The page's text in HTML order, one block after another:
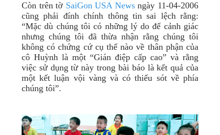
Còn trên tờ SaiGon USA Newsngày 11-04-2006
cũng phải đính chính thông tin sai lệch rằng:
“Mặc dù chúng tôi có những lý do để cảnh giác
nhưng chúng tôi đã thừa nhận rằng chúng tôi
không có chứng cứ cụ thể nào về thân phận của
cô Huỳnh là một “Gián điệp cấp cao” và rằng
việc sử dụng từ này trong bài báo là kết quả của
một kết luận vội vàng và có thiếu sót về phía
chúng tôi”.